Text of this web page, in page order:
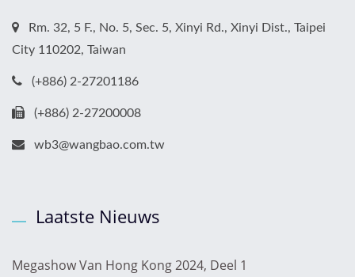
Rm. 32, 5 F., No. 5, Sec. 5, Xinyi Rd., Xinyi Dist., Taipei
City 110202, Taiwan
(+886) 2-27201186
(+886) 2-27200008
wb3@wangbao.com.tw
Laatste Nieuws
Megashow Van Hong Kong 2024, Deel 1